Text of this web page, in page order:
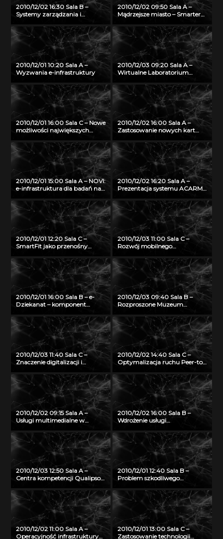
2010/12/02 16:30 Sala B –
Systemy zarządzania i
kampusowej projektu Platon
2010/12/02 09:50 Sala A –
Mądrzejsze miasto – Smarter
pobierania opłat za wjazd do
centrum w Sztokholmie
2010/12/01 10:20 Sala A –
Wyzwania e-infrastruktury
2010/12/03 09:20 Sala A –
Wirtualne Laboratorium
jako innowacyjna platforma e-
nauczania o środowisku
naturalnym
2010/12/01 16:00 Sala C – Nowe
możliwości największych
SGI Altrix UV
2010/12/02 16:00 Sala A –
Zastosowanie nowych kart
infrastrukturze PKI z
wykorzystaniem systemu
OPTIcamp
2010/12/01 15:00 Sala A – NOVI:
e-infrastruktura dla badań nad
2010/12/02 16:20 Sala A –
Prezentacja systemu ACARM-
2010/12/01 12:20 Sala C –
SmartFit jako przenośny
predykcji oraz planowania
treningu wspomagającego
zdrowy tryb życia
2010/12/03 11:00 Sala C –
Rozwój mobilnego
turystycznego
2010/12/01 16:00 Sala B – e-
Dziekanat – komponent
otwartego oprogramowania
2010/12/03 09:40 Sala B –
Rozproszone Muzeum
dystrybucji treści 3D w
architekturze Internetu
Przyszłości
2010/12/03 11:40 Sala C –
Znaczenie digitalizacji i
archiwalnych w Internecie dla
rozwoju nowych inicjatyw
społecznych
2010/12/02 14:40 Sala C –
Optymalizacja ruchu Peer-to-
2010/12/02 09:15 Sala A –
Usługi multimedialne w
Komputerowej – TASK
2010/12/02 16:00 Sala B –
Wdrożenie usługi
PIONIER
2010/12/03 12:50 Sala A –
Centra kompetencji Qualipso –
stymulująca wykorzystanie
oprogramowania Open
2010/12/01 12:40 Sala B –
Problem szkodliwego
systemach NIX
2010/12/02 11:00 Sala A –
Operacyjność infrastruktury
2010/12/01 13:00 Sala C –
Zastosowanie technologii